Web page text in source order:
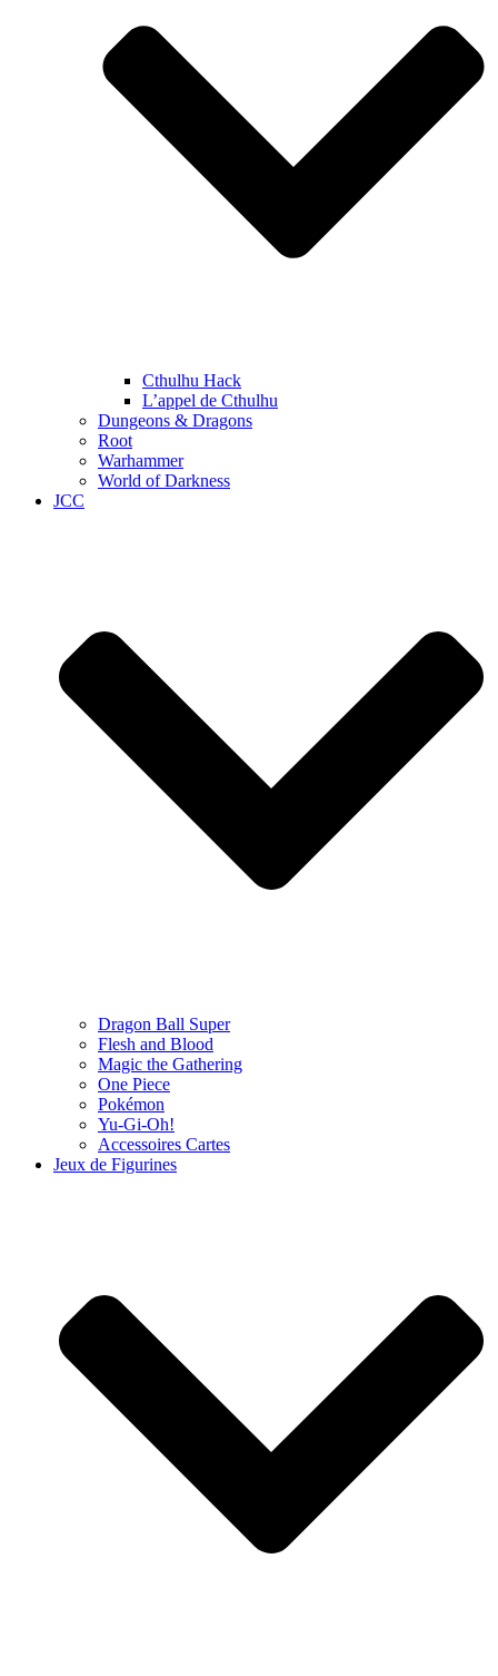
Cthulhu Hack
L’appel de Cthulhu
Dungeons & Dragons
Root
Warhammer
World of Darkness
JCC
Dragon Ball Super
Flesh and Blood
Magic the Gathering
One Piece
Pokémon
Yu-Gi-Oh!
Accessoires Cartes
Jeux de Figurines